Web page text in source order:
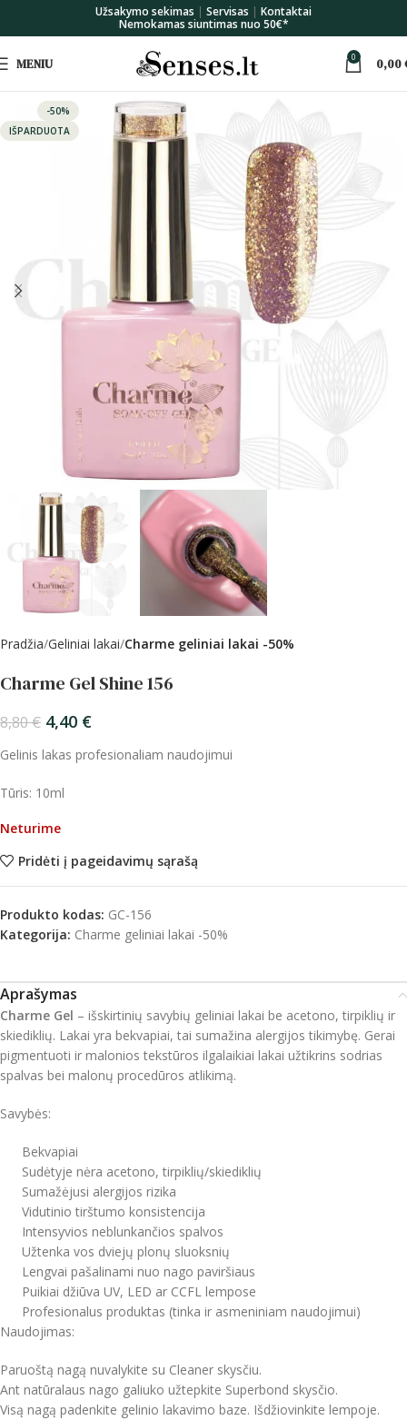
Užsakymo sekimas | Servisas | Kontaktai
Nemokamas siuntimas nuo 50€*
MENIU 0 0,00
-50%
IŠPARDUOTA
Pradžia Geliniai lakai Charme geliniai lakai -50%
Charme Gel Shine 156
8,80€ 4,40 €
Gelinis lakas profesionaliam naudojimui
Tūris: 10ml
Neturime
Pridėti į pageidavimų sąrašą
Produkto kodas: GC-156
Kategorija: Charme geliniai lakai -50%
Aprašymas
Charme Gel – išskirtinių savybių geliniai lakai be acetono, tirpiklių ir
skiediklių. Lakai yra bekvapiai, tai sumažina alergijos tikimybę. Gerai
pigmentuoti ir malonios tekstūros ilgalaikiai lakai užtikrins sodrias
spalvas bei malonų procedūros atlikimą.
Savybės:
Bekvapiai
Sudėtyje nėra acetono, tirpiklių/skiediklių
Sumažėjusi alergijos rizika
Vidutinio tirštumo konsistencija
Intensyvios neblunkančios spalvos
Užtenka vos dviejų plonų sluoksnių
Lengvai pašalinami nuo nago paviršiaus
Puikiai džiūva UV, LED ar CCFL lempose
Profesionalus produktas (tinka ir asmeniniam naudojimui)
Naudojimas:
Paruoštą nagą nuvalykite su Cleaner skysčiu.
Ant natūralaus nago galiuko užtepkite Superbond skysčio.
Visą nagą padenkite gelinio lakavimo baze. Išdžiovinkite lempoje.